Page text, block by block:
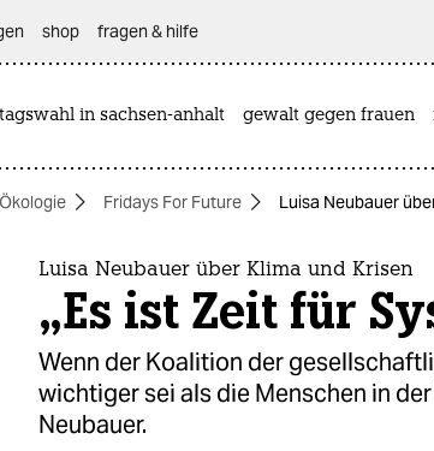
shop fragen & hilfe
in sachsen-anhalt gewalt gegen frauen
Ökologie Fridays For Future Luisa Neubauer
Luisa Neubauer über Klima und Krisen
„Es ist Zeit für
Wenn der Koalition der
wichtiger sei als die Menschen in
Neubauer.